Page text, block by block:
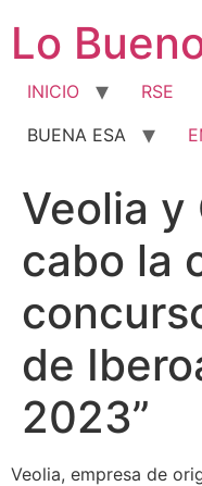
contenido
Lo
INICIO RSE
BUENA ESA
Veolia y
cabo la
de
2023”
Veolia, empresa de